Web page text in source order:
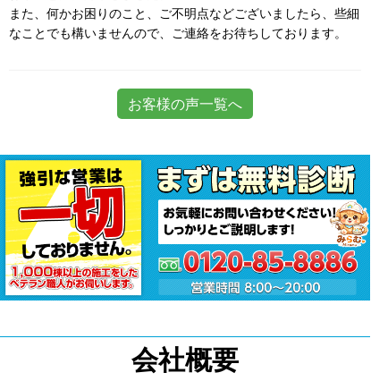
また、何かお困りのこと、ご不明点などございましたら、些細
なことでも構いませんので、ご連絡をお待ちしております。
お客様の声一覧へ
会社概要